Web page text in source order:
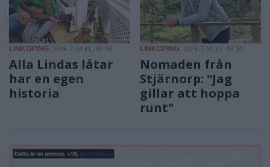
LINKÖPING 2026-7-14 KL. 08:30
Alla Lindas låtar
har en egen
historia
LINKÖPING 2026-7-10 KL. 07:30
Nomaden från
Stjärnorp: "Jag
gillar att hoppa
runt"